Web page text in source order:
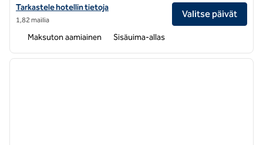
Näytä Homewood Suites by Hilton San Francisco Airport-North -
Tarkastele hotellin tietoja
1,82 mailia
Valitse päivät
Maksuton aamiainen Sisäuima-allas
1/12